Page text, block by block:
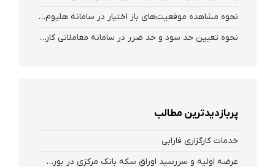
نحوه‌ مشاهده‌ موقعیت‌های باز اختیار در سامانه هلیوم و نکست
نحوه تعیین حد سود و حد ضرر در سامانه معاملاتی کارگزاری فارابی
پربازدیدترین مطالب
خدمات کارگزاری فارابی
عرضه اولیه و سررسید اوراق سکه بانک مرکزی در بورس کالا